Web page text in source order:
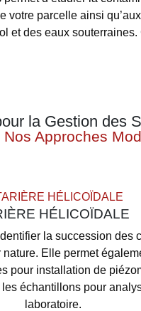
parcelle ainsi
des eaux
la Gestion des
Approches
HÉLICOÏDALE
la succession des
nature. Elle permet
pour installation de
échantillons pour
laboratoire.